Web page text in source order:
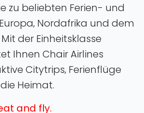
zu beliebten Ferien- und
Nordafrika und dem
der Einheitsklasse
Ihnen Chair Airlines
Citytrips‚ Ferienflüge
Heimat.
and fly.